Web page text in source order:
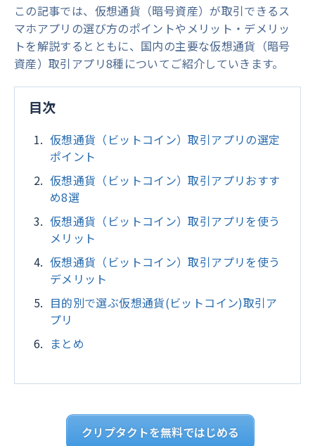
この記事では、仮想通貨（暗号資産）が取引できるス
マホアプリの選び方のポイントやメリット・デメリッ
トを解説するとともに、国内の主要な仮想通貨（暗号
資産）取引アプリ8種についてご紹介していきます。
目次
仮想通貨（ビットコイン）取引アプリの選定
ポイント
仮想通貨（ビットコイン）取引アプリおすす
め8選
仮想通貨（ビットコイン）取引アプリを使う
メリット
仮想通貨（ビットコイン）取引アプリを使う
デメリット
目的別で選ぶ仮想通貨(ビットコイン)取引ア
プリ
まとめ
クリプタクトを無料ではじめる